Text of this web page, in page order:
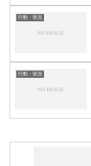
行動・状況
行動・状況